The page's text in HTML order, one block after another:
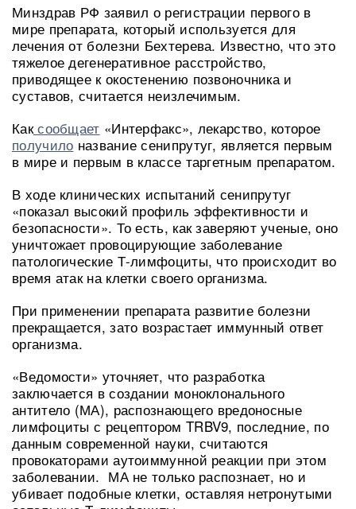
Минздрав РФ заявил о регистрации первого в
мире препарата, который используется для
лечения от болезни Бехтерева. Известно, что это
тяжелое дегенеративное расстройство,
приводящее к окостенению позвоночника и
суставов, считается неизлечимым.
Каксообщает «Интерфакс», лекарство, которое
получило название сенипрутуг, является первым
в мире и первым в классе таргетным препаратом.
В ходе клинических испытаний сенипрутуг
«показал высокий профиль эффективности и
безопасности». То есть, как заверяют ученые, оно
уничтожает провоцирующие заболевание
патологические Т-лимфоциты, что происходит во
время атак на клетки своего организма.
При применении препарата развитие болезни
прекращается, зато возрастает иммунный ответ
организма.
«Ведомости» уточняет, что разработка
заключается в создании моноклонального
антитело (МА), распознающего вредоносные
лимфоциты с рецептором TRBV9, последние, по
данным современной науки, считаются
провокаторами аутоиммунной реакции при этом
заболевании. МА не только распознает, но и
убивает подобные клетки, оставляя нетронутыми